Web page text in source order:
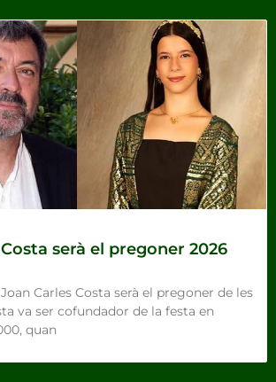
serà el pregoner 2026
Carles Costa serà el pregoner de les
va ser cofundador de la festa en
quan